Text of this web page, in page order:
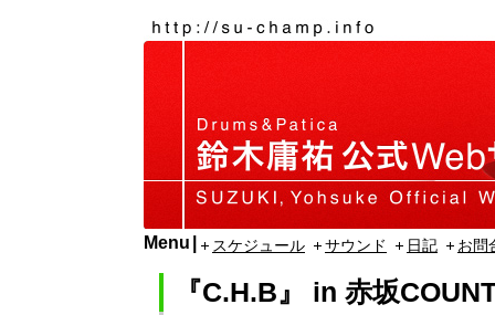
Menu スケジュール サウンド 日記 お問
『C.H.B』 in 赤坂